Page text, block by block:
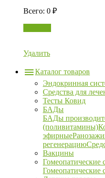
Всего: 0 ₽
Удалить
Каталог товаров
Эндокринная
Средства для
Тесты Ковид
БАДы
БАДы
(поливитамины)
эфирные
регенерацию
Вакцины
Гомеопатические
Гомеопатические